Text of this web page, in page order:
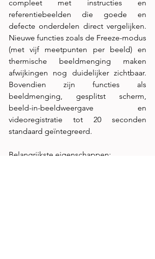
compleet met instructies en
referentiebeelden die goede en
defecte onderdelen direct vergelijken.
Nieuwe functies zoals de Freeze-modus
(met vijf meetpunten per beeld) en
thermische beeldmenging maken
afwijkingen nog duidelijker zichtbaar.
Bovendien zijn functies als
beeldmenging, gesplitst scherm,
beeld-in-beeldweergave en
videoregistratie tot 20 seconden
standaard geïntegreerd.
Belangrijkste eigenschappen: